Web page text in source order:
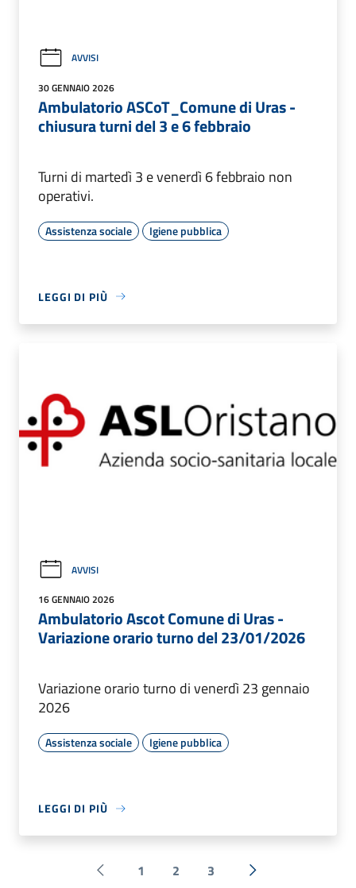
AVVISI
30 GENNAIO 2026
Ambulatorio ASCoT_Comune di Uras -
chiusura turni del 3 e 6 febbraio
Turni di martedì 3 e venerdì 6 febbraio non
operativi.
Assistenza sociale Igiene pubblica
LEGGI DI PIÙ
AVVISI
16 GENNAIO 2026
Ambulatorio Ascot Comune di Uras -
Variazione orario turno del 23/01/2026
Variazione orario turno di venerdì 23 gennaio
2026
Assistenza sociale Igiene pubblica
LEGGI DI PIÙ
Pagina precedente
1 2 3 Successiva »